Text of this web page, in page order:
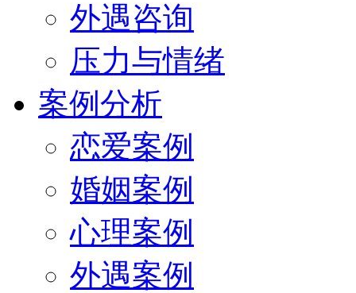
外遇咨询
压力与情绪
案例分析
恋爱案例
婚姻案例
心理案例
外遇案例